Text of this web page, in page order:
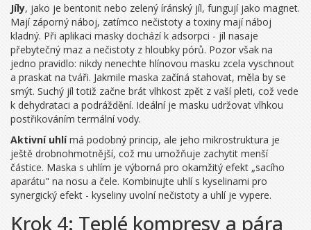
Jíly, jako je bentonit nebo zelený íránský jíl, fungují jako magnet.
Mají záporný náboj, zatímco nečistoty a toxiny mají náboj
kladný. Při aplikaci masky dochází k adsorpci - jíl nasaje
přebytečný maz a nečistoty z hloubky pórů. Pozor však na
jedno pravidlo: nikdy nenechte hlínovou masku zcela vyschnout
a praskat na tváři. Jakmile maska začíná stahovat, měla by se
smýt. Suchý jíl totiž začne brát vlhkost zpět z vaší pleti, což vede
k dehydrataci a podráždění. Ideální je masku udržovat vlhkou
postřikováním termální vody.
Aktivní uhlímá podobný princip, ale jeho mikrostruktura je
ještě drobnohmotnější, což mu umožňuje zachytit menší
částice. Maska s uhlím je výborná pro okamžitý efekt „sacího
aparátu" na nosu a čele. Kombinujte uhlí s kyselinami pro
synergický efekt - kyseliny uvolní nečistoty a uhlí je vypere.
Krok 4: Teplé kompresy a pára